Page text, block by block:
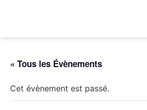
« Tous les Évènements
Cet évènement est passé.